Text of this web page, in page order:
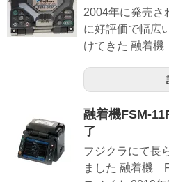
2004年に発売さ
に好評価で幅広
けてきた 融着
融着機FSM-
了
フジクラにて長
ました 融着機